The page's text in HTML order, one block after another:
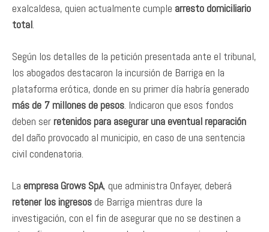
exalcaldesa, quien actualmente cumple arresto domiciliario
total.
Según los detalles de la petición presentada ante el tribunal,
los abogados destacaron la incursión de Barriga en la
plataforma erótica, donde en su primer día habría generado
más de 7 millones de pesos. Indicaron que esos fondos
deben serretenidos para asegurar una eventual reparación
del daño provocado al municipio, en caso de una sentencia
civil condenatoria.
La empresa Grows SpA, que administra Onfayer, deberá
retener los ingresosde Barriga mientras dure la
investigación, con el fin de asegurar que no se destinen a